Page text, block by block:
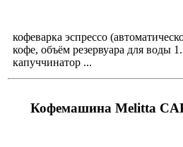
кофеварка эспрессо
кофе, объём резервуара для воды
капуччинатор ...
Кофемашина Melitta